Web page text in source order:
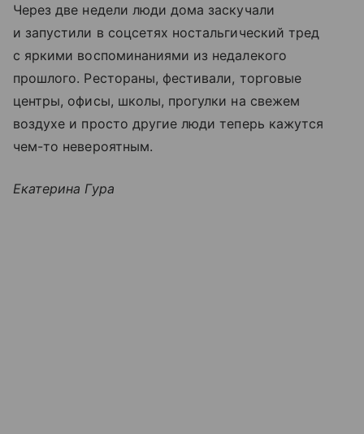
Через две недели люди дома заскучали
и запустили в соцсетях ностальгический тред
с яркими воспоминаниями из недалекого
прошлого. Рестораны, фестивали, торговые
центры, офисы, школы, прогулки на свежем
воздухе и просто другие люди теперь кажутся
чем-то невероятным.
Екатерина Гура